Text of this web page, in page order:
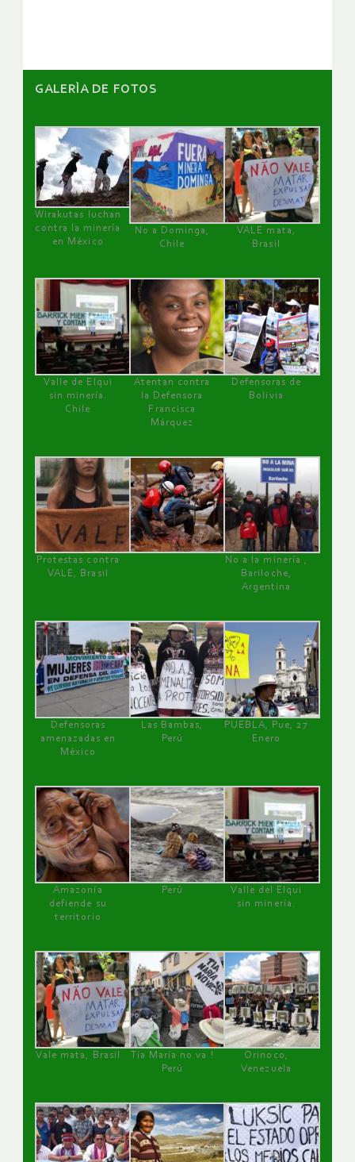
GALERÌA DE FOTOS
Wirakutas luchan
contra la minería
en México
No a Dominga,
Chile
VALE mata,
Brasil
Valle de Elqui
sin minería.
Chile
Atentan contra
la Defensora
Francisca
Márquez
Defensoras de
Bolivia
Protestas contra
VALE, Brasil
No a la minería ,
Bariloche,
Argentina
Defensoras
amenazadas en
México
Las Bambas,
Perú
PUEBLA, Pue, 27
Enero
Amazonía
defiende su
territorio
Perú
Valle del Elqui
sin minería.
Vale mata, Brasil
Tía María no va !
Perú
Orinoco,
Venezuela